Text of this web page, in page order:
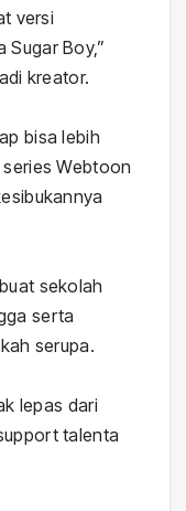
versi
Sugar Boy,”
kreator.
bisa lebih
Webtoon
sekolah
serta
serupa.
lepas dari
talenta